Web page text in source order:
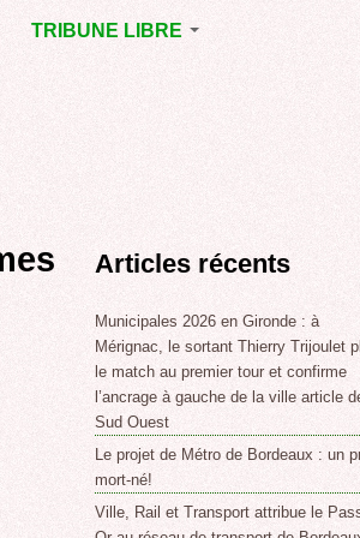
DE
TRIBUNE LIBRE
POINT DE VUE
Articles récents
Municipales 2026 en Gironde : à
Mérignac, le sortant Thierry Trijoulet
le match au premier tour et confirme
l’ancrage à gauche de la ville article
Sud Ouest
Le projet de Métro de Bordeaux : un
mort-né!
Ville, Rail et Transport attribue le